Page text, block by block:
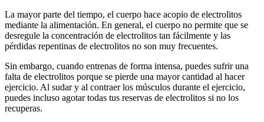
La mayor parte del tiempo, el cuerpo hace acopio de electrolitos
mediante la alimentación. En general, el cuerpo no permite que se
desregule la concentración de electrolitos tan fácilmente y las
pérdidas repentinas de electrolitos no son muy frecuentes.
Sin embargo, cuando entrenas de forma intensa, puedes sufrir una
falta de electrolitos porque se pierde una mayor cantidad al hacer
ejercicio. Al sudar y al contraer los músculos durante el ejercicio,
puedes incluso agotar todas tus reservas de electrolitos si no los
recuperas.